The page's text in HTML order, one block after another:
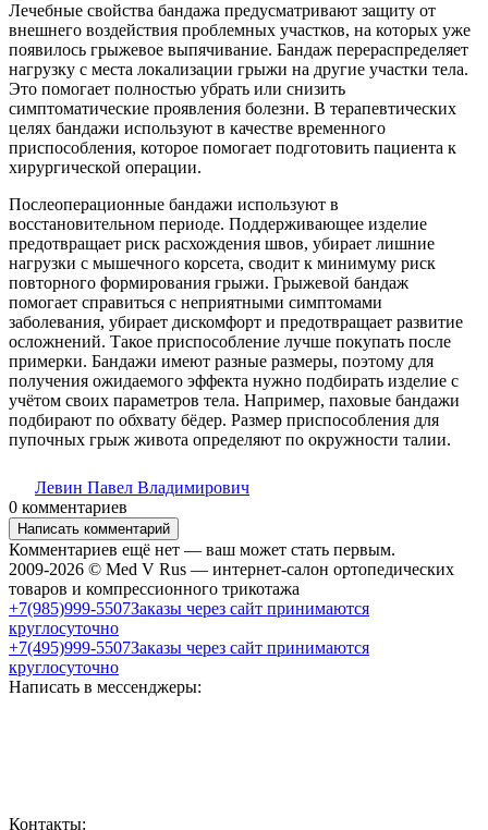
Лечебные свойства бандажа предусматривают защиту от
внешнего воздействия проблемных участков, на которых уже
появилось грыжевое выпячивание. Бандаж перераспределяет
нагрузку с места локализации грыжи на другие участки тела.
Это помогает полностью убрать или снизить
симптоматические проявления болезни. В терапевтических
целях бандажи используют в качестве временного
приспособления, которое помогает подготовить пациента к
хирургической операции.
Послеоперационные бандажи используют в
восстановительном периоде. Поддерживающее изделие
предотвращает риск расхождения швов, убирает лишние
нагрузки с мышечного корсета, сводит к минимуму риск
повторного формирования грыжи. Грыжевой бандаж
помогает справиться с неприятными симптомами
заболевания, убирает дискомфорт и предотвращает развитие
осложнений. Такое приспособление лучше покупать после
примерки. Бандажи имеют разные размеры, поэтому для
получения ожидаемого эффекта нужно подбирать изделие с
учётом своих параметров тела. Например, паховые бандажи
подбирают по обхвату бёдер. Размер приспособления для
пупочных грыж живота определяют по окружности талии.
Левин Павел Владимирович
0 комментариев
Написать комментарий
Комментариев ещё нет — ваш может стать первым.
2009-2026 © Med V Rus — интернет-салон ортопедических
товаров и компрессионного трикотажа
+7(985)999-5507Заказы через сайт принимаются
круглосуточно
+7(495)999-5507Заказы через сайт принимаются
круглосуточно
Написать в мессенджеры:
Контакты: